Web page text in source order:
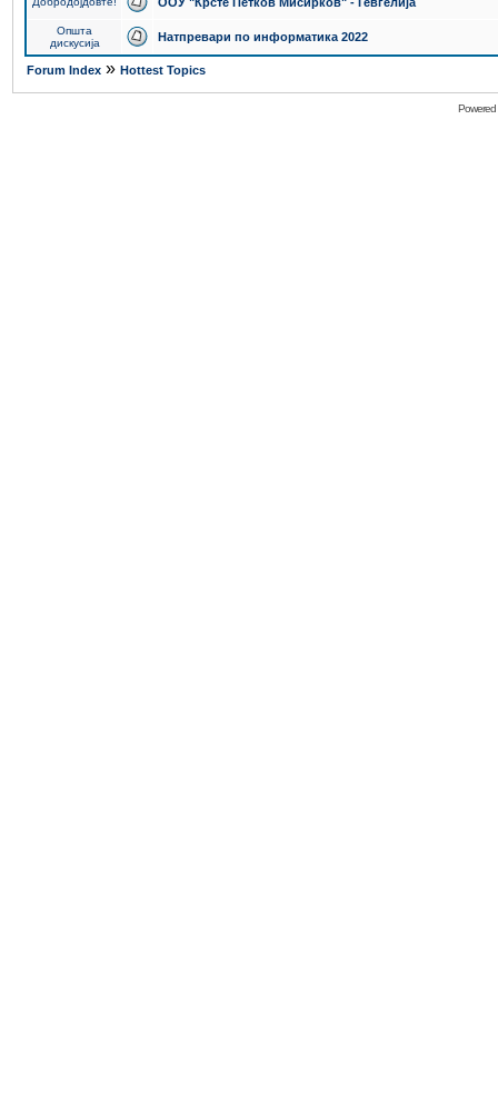
Општа
дискусија
Натпревари по информатика 2022
Forum Index » Hottest Topics